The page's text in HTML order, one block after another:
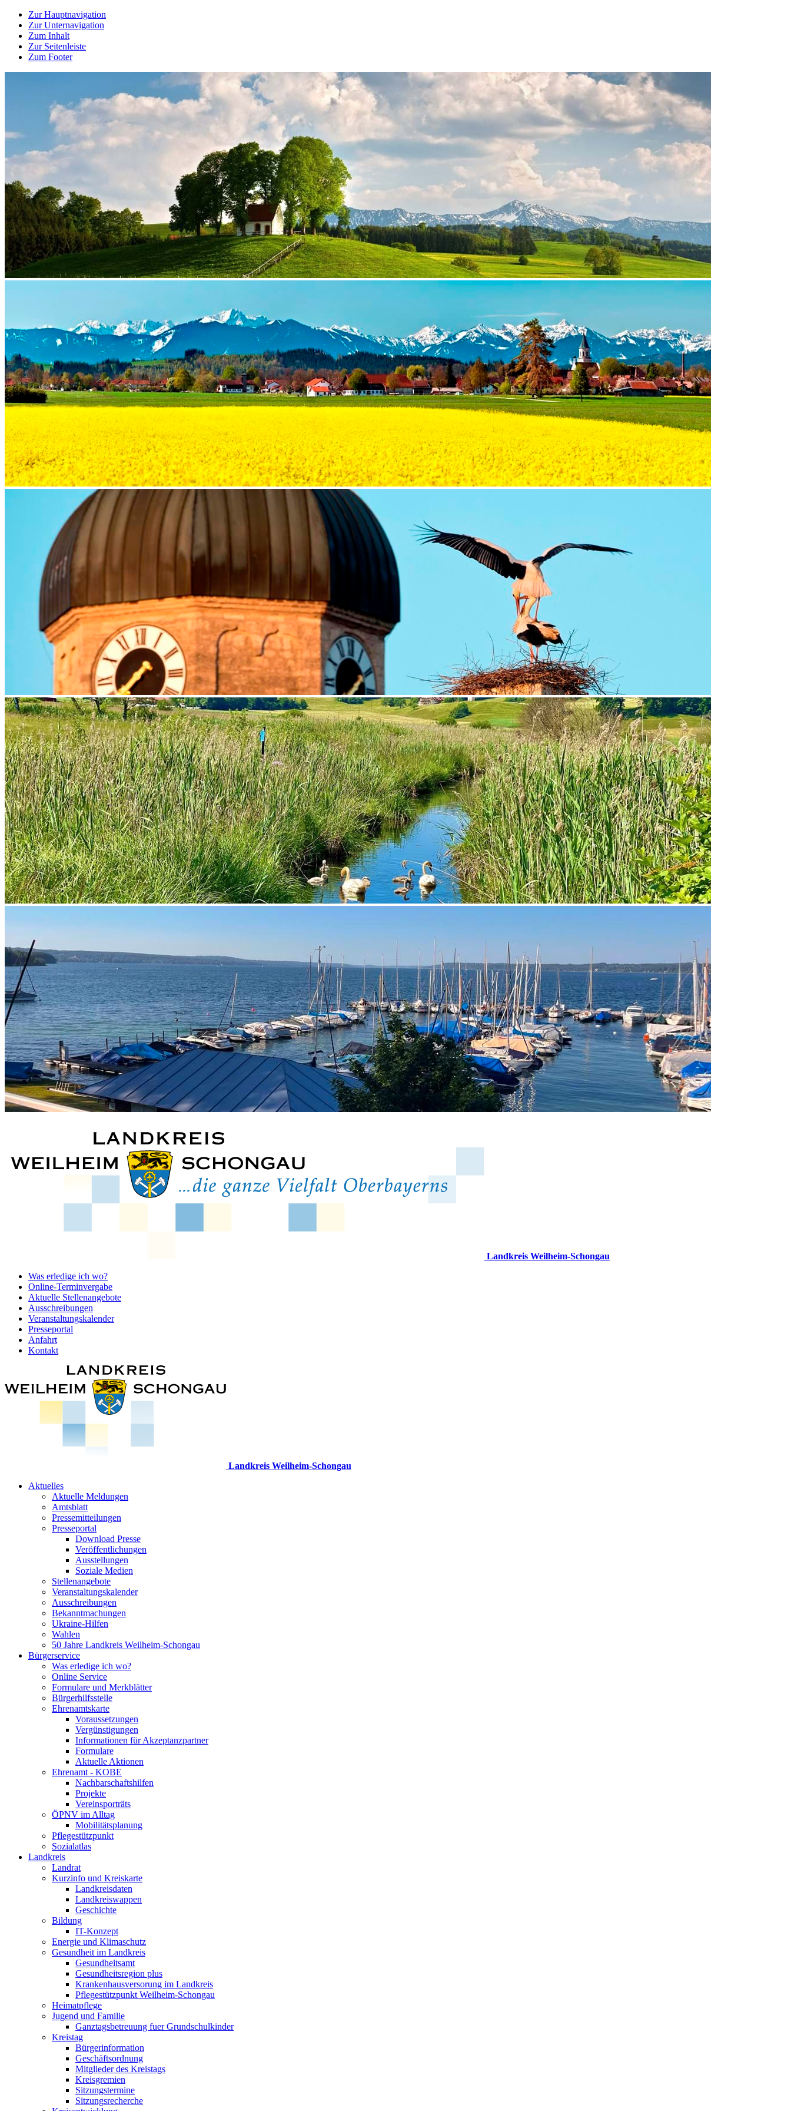
Zur Hauptnavigation
Zur Unternavigation
Zum Inhalt
Zur Seitenleiste
Zum Footer
Landkreis Weilheim-Schongau
Was erledige ich wo?
Online-Terminvergabe
Aktuelle Stellenangebote
Ausschreibungen
Veranstaltungskalender
Presseportal
Anfahrt
Kontakt
Landkreis Weilheim-Schongau
Aktuelles
Aktuelle Meldungen
Amtsblatt
Pressemitteilungen
Presseportal
Download Presse
Veröffentlichungen
Ausstellungen
Soziale Medien
Stellenangebote
Veranstaltungskalender
Ausschreibungen
Bekanntmachungen
Ukraine-Hilfen
Wahlen
50 Jahre Landkreis Weilheim-Schongau
Bürgerservice
Was erledige ich wo?
Online Service
Formulare und Merkblätter
Bürgerhilfsstelle
Ehrenamtskarte
Voraussetzungen
Vergünstigungen
Informationen für Akzeptanzpartner
Formulare
Aktuelle Aktionen
Ehrenamt - KOBE
Nachbarschaftshilfen
Projekte
Vereinsporträts
ÖPNV im Alltag
Mobilitätsplanung
Pflegestützpunkt
Sozialatlas
Landkreis
Landrat
Kurzinfo und Kreiskarte
Landkreisdaten
Landkreiswappen
Geschichte
Bildung
IT-Konzept
Energie und Klimaschutz
Gesundheit im Landkreis
Gesundheitsamt
Gesundheitsregion plus
Krankenhausversorung im Landkreis
Pflegestützpunkt Weilheim-Schongau
Heimatpflege
Jugend und Familie
Ganztagsbetreuung fuer Grundschulkinder
Kreistag
Bürgerinformation
Geschäftsordnung
Mitglieder des Kreistags
Kreisgremien
Sitzungstermine
Sitzungsrecherche